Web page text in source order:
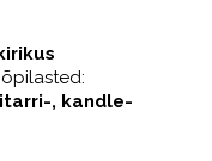
õpilasted:
, kandle-